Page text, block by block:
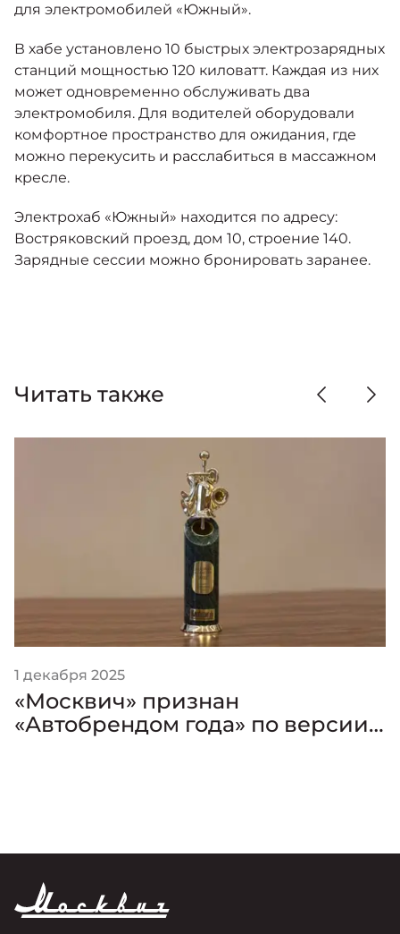
Москвич 6
от 2 237 000 ₽*
Москвич 3 с ручным
управлением (РУ)
Кроссовер, создающий равные
Москвич 8
Кредитные программы
Спецпредложения
Калькулятор трейд-ин
Страховые программы
Моторное масло
СЕРВИСНЫЕ АКЦИИ
АКСЕССУАРЫ
КОНТАКТЫ
для электромобилей «Южный».
В хабе установлено 10 быстрых электрозарядных
станций мощностью 120 киловатт. Каждая из них
может одновременно обслуживать два
электромобиля. Для водителей оборудовали
комфортное пространство для ожидания, где
можно перекусить и расслабиться в массажном
кресле.
Электрохаб «Южный» находится по адресу:
Востряковский проезд, дом 10, строение 140.
Зарядные сессии можно бронировать заранее.
Читать также
1 декабря 2025
«Москвич» признан
«Автобрендом года» по версии